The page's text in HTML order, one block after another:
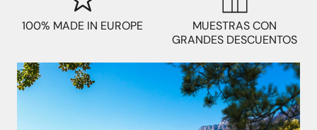
100% MADE IN EUROPE
MUESTRAS CON
GRANDES DESCUENTOS